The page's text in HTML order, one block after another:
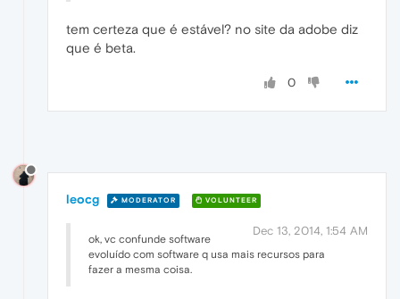
tem certeza que é estável? no site da adobe diz
que é beta.
0
leocg MODERATOR VOLUNTEER
Dec 13, 2014, 1:54 AM
ok, vc confunde software
evoluído com software q usa mais recursos para
fazer a mesma coisa.